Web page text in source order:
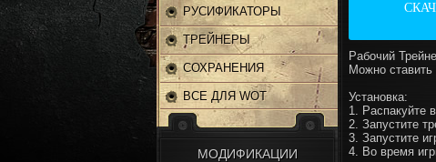
РУСИФИКАТОРЫ
ТРЕЙНЕРЫ
СОХРАНЕНИЯ
ВСЕ ДЛЯ WOT
МОДИФИКАЦИИ
Рабочий
Можно
Установка:
1. Распакуйте
2. Запустите
3. Запустите
4. Во время